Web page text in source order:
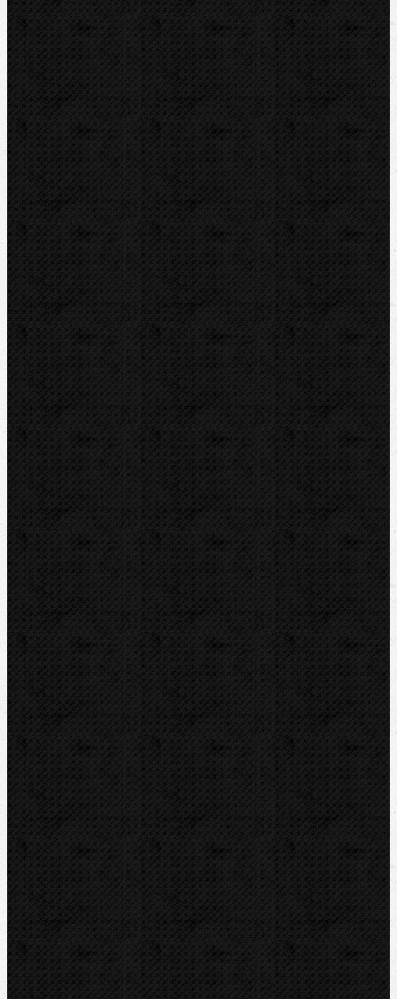
Sortiment
Akce
Mechanické
Ohýbačky a ohýbací sady
Ohýbací segmenty REMS
Ohýbací segmenty CBC
Příslušenství a ND
Elektrické
Hydraulické
Elektro-hydraulické
Strojní
Dělení trubek
Příslušenství
Transportní boxy
Značky
BernzOmatiC
CBC
NIPO
REED
REMS